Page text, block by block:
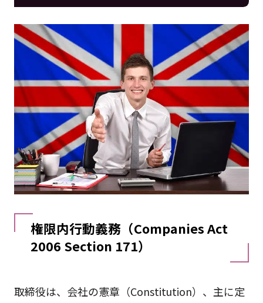
権限内行動義務（Companies Act
2006 Section 171）
取締役は、会社の憲章（Constitution）、主に定